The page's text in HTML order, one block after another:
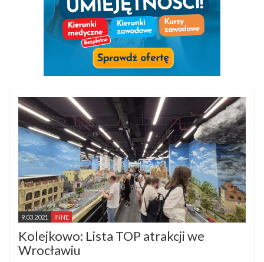
9.03.2021 INNE
Kolejkowo: Lista TOP atrakcji we
Wrocławiu